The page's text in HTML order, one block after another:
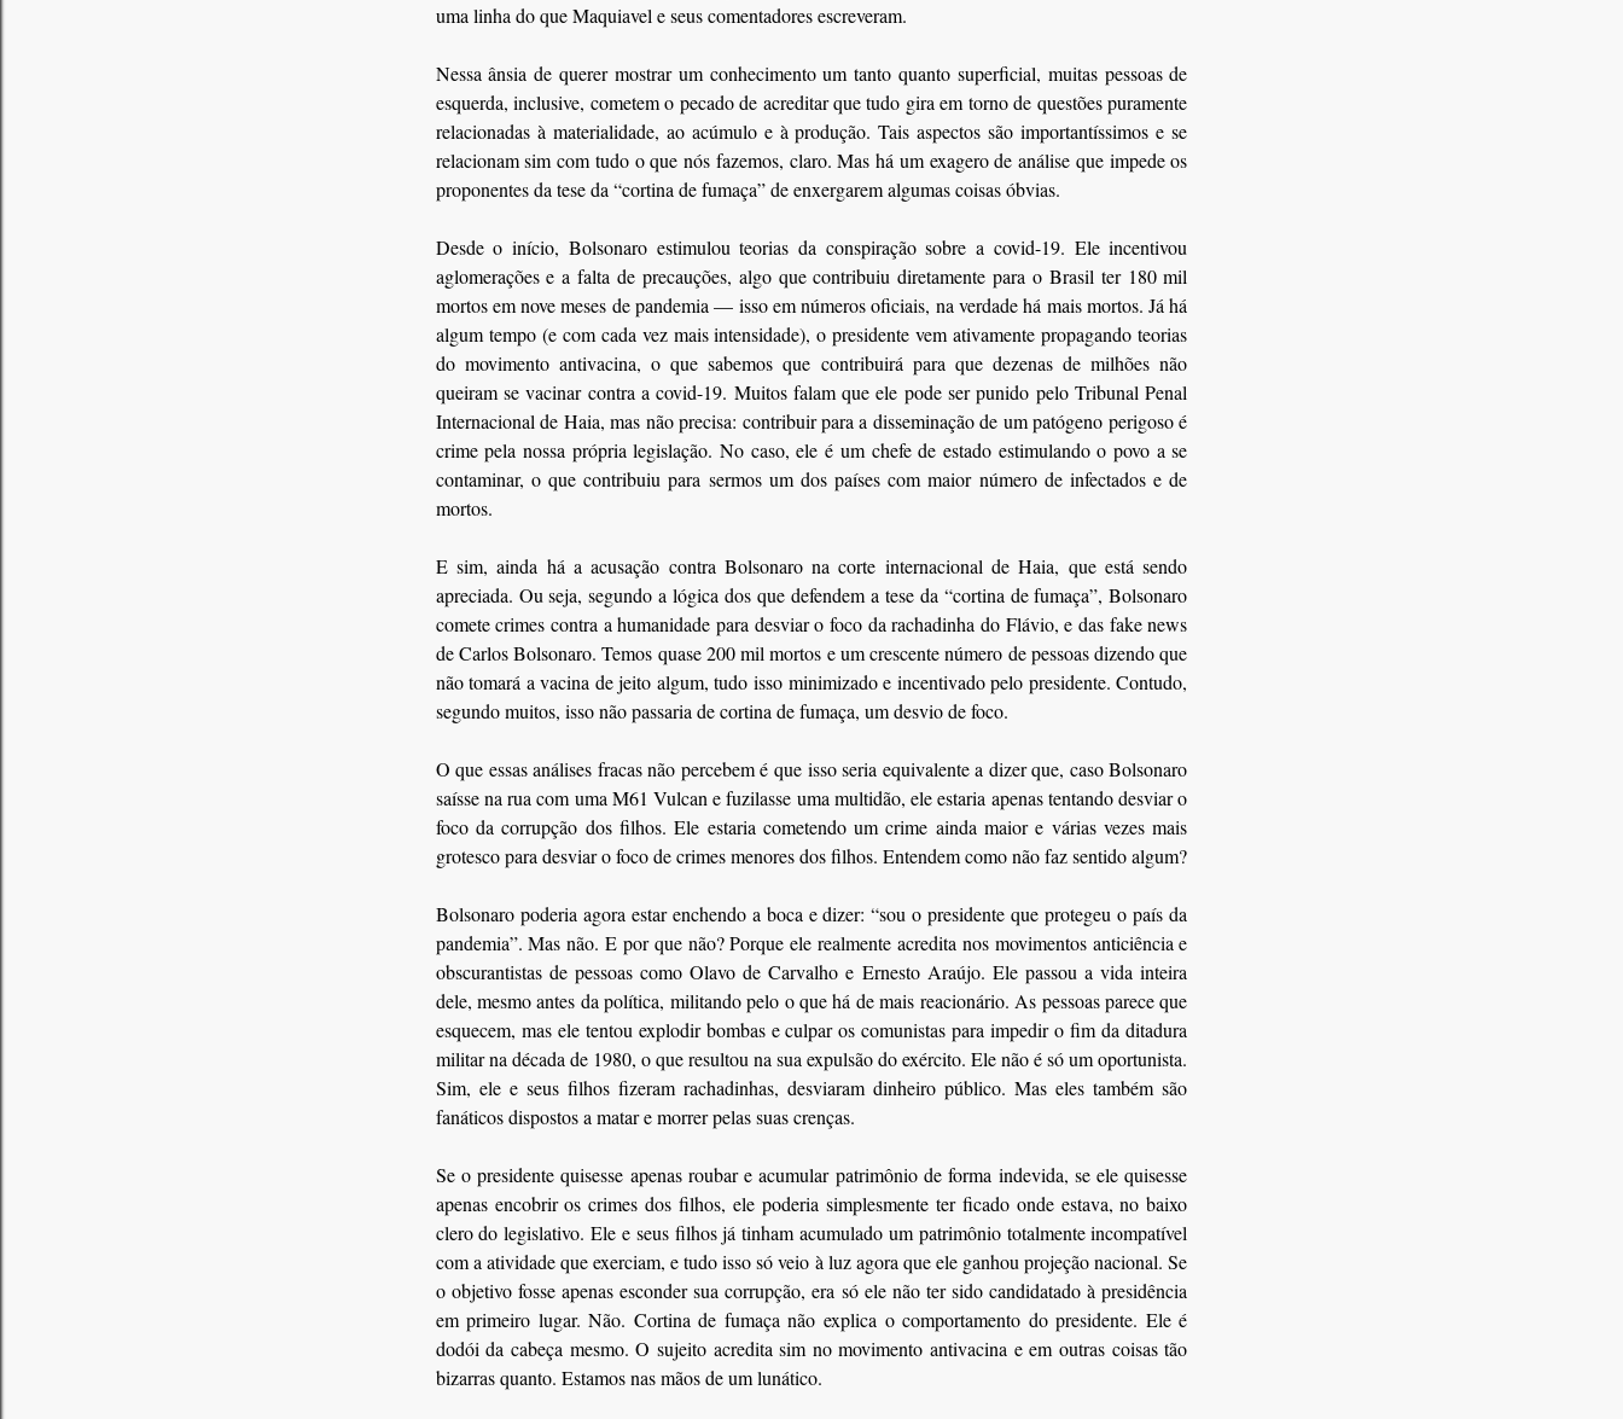
uma linha do que Maquiavel e seus comentadores escreveram.
Nessa ânsia de querer mostrar um conhecimento um tanto quanto superficial, muitas pessoas de
esquerda, inclusive, cometem o pecado de acreditar que tudo gira em torno de questões puramente
relacionadas à materialidade, ao acúmulo e à produção. Tais aspectos são importantíssimos e se
relacionam sim com tudo o que nós fazemos, claro. Mas há um exagero de análise que impede os
proponentes da tese da “cortina de fumaça” de enxergarem algumas coisas óbvias.
Desde o início, Bolsonaro estimulou teorias da conspiração sobre a covid-19. Ele incentivou
aglomerações e a falta de precauções, algo que contribuiu diretamente para o Brasil ter 180 mil
mortos em nove meses de pandemia — isso em números oficiais, na verdade há mais mortos. Já há
algum tempo (e com cada vez mais intensidade), o presidente vem ativamente propagando teorias
do movimento antivacina, o que sabemos que contribuirá para que dezenas de milhões não
queiram se vacinar contra a covid-19. Muitos falam que ele pode ser punido pelo Tribunal Penal
Internacional de Haia, mas não precisa: contribuir para a disseminação de um patógeno perigoso é
crime pela nossa própria legislação. No caso, ele é um chefe de estado estimulando o povo a se
contaminar, o que contribuiu para sermos um dos países com maior número de infectados e de
mortos.
E sim, ainda há a acusação contra Bolsonaro na corte internacional de Haia, que está sendo
apreciada. Ou seja, segundo a lógica dos que defendem a tese da “cortina de fumaça”, Bolsonaro
comete crimes contra a humanidade para desviar o foco da rachadinha do Flávio, e das fake news
de Carlos Bolsonaro. Temos quase 200 mil mortos e um crescente número de pessoas dizendo que
não tomará a vacina de jeito algum, tudo isso minimizado e incentivado pelo presidente. Contudo,
segundo muitos, isso não passaria de cortina de fumaça, um desvio de foco.
O que essas análises fracas não percebem é que isso seria equivalente a dizer que, caso Bolsonaro
saísse na rua com uma M61 Vulcan e fuzilasse uma multidão, ele estaria apenas tentando desviar o
foco da corrupção dos filhos. Ele estaria cometendo um crime ainda maior e várias vezes mais
grotesco para desviar o foco de crimes menores dos filhos. Entendem como não faz sentido algum?
Bolsonaro poderia agora estar enchendo a boca e dizer: “sou o presidente que protegeu o país da
pandemia”. Mas não. E por que não? Porque ele realmente acredita nos movimentos anticiência e
obscurantistas de pessoas como Olavo de Carvalho e Ernesto Araújo. Ele passou a vida inteira
dele, mesmo antes da política, militando pelo o que há de mais reacionário. As pessoas parece que
esquecem, mas ele tentou explodir bombas e culpar os comunistas para impedir o fim da ditadura
militar na década de 1980, o que resultou na sua expulsão do exército. Ele não é só um oportunista.
Sim, ele e seus filhos fizeram rachadinhas, desviaram dinheiro público. Mas eles também são
fanáticos dispostos a matar e morrer pelas suas crenças.
Se o presidente quisesse apenas roubar e acumular patrimônio de forma indevida, se ele quisesse
apenas encobrir os crimes dos filhos, ele poderia simplesmente ter ficado onde estava, no baixo
clero do legislativo. Ele e seus filhos já tinham acumulado um patrimônio totalmente incompatível
com a atividade que exerciam, e tudo isso só veio à luz agora que ele ganhou projeção nacional. Se
o objetivo fosse apenas esconder sua corrupção, era só ele não ter sido candidatado à presidência
em primeiro lugar. Não. Cortina de fumaça não explica o comportamento do presidente. Ele é
dodói da cabeça mesmo. O sujeito acredita sim no movimento antivacina e em outras coisas tão
bizarras quanto. Estamos nas mãos de um lunático.